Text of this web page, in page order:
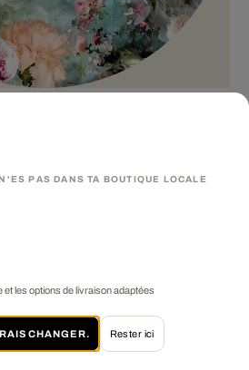
PAS DANS TA BOUTIQUE LOCALE
et les options de livraison adaptées
CHANGER. Rester ici